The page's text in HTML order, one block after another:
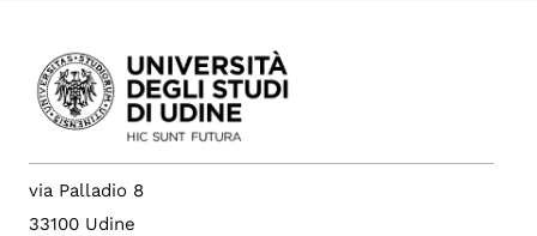
via Palladio 8
33100 Udine